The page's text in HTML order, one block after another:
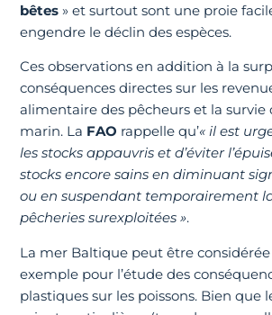
bêtes » et surtout sont une proie
engendre le déclin des espèces.
Ces observations en addition à la
conséquences directes sur les
alimentaire des pêcheurs et la survie
marin. La FAO rappelle qu’« il est
les stocks appauvris et d’éviter
stocks encore sains en diminuant
ou en suspendant temporairement
pêcheries surexploitées ».
La mer Baltique peut être
exemple pour l’étude des
plastiques sur les poissons. Bien que